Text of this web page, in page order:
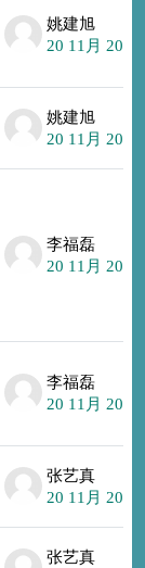
姚建旭
20 11月 2016
姚建旭
20 11月 2016
李福磊
20 11月 2016
李福磊
20 11月 2016
张艺真
20 11月 2016
张艺真